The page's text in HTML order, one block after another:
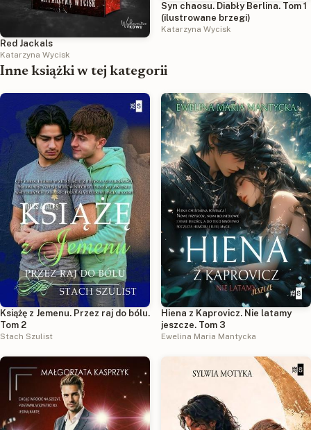
Red Jackals
Katarzyna Wycisk
Syn chaosu. Diabły Berlina. Tom 1
(ilustrowane brzegi)
Katarzyna Wycisk
Inne książki w tej kategorii
Książę z Jemenu. Przez raj do bólu.
Tom 2
Stach Szulist
Hiena z Kaprovicz. Nie latamy
jeszcze. Tom 3
Ewelina Maria Mantycka